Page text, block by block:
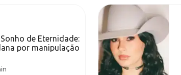
de Eternidade:
por manipulação